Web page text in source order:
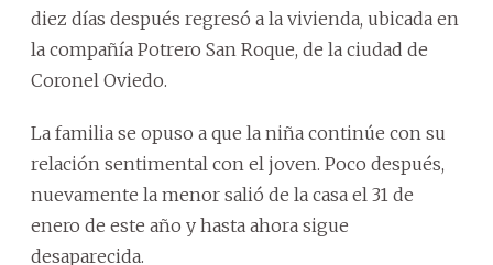
diez días después regresó a la vivienda, ubicada en
la compañía Potrero San Roque, de la ciudad de
Coronel Oviedo.
La familia se opuso a que la niña continúe con su
relación sentimental con el joven. Poco después,
nuevamente la menor salió de la casa el 31 de
enero de este año y hasta ahora sigue
desaparecida.